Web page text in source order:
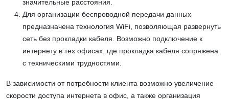
значительные расстояния.
Для организации беспроводной передачи данных
предназначена технология WiFi, позволяющая развернуть
сеть без прокладки кабеля. Возможно подключение к
интернету в тех офисах, где прокладка кабеля сопряжена
с техническими трудностями.
В зависимости от потребности клиента возможно увеличение
скорости доступа интернета в офис, а также организация